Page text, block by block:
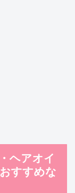
ヘアオイ
すすめな